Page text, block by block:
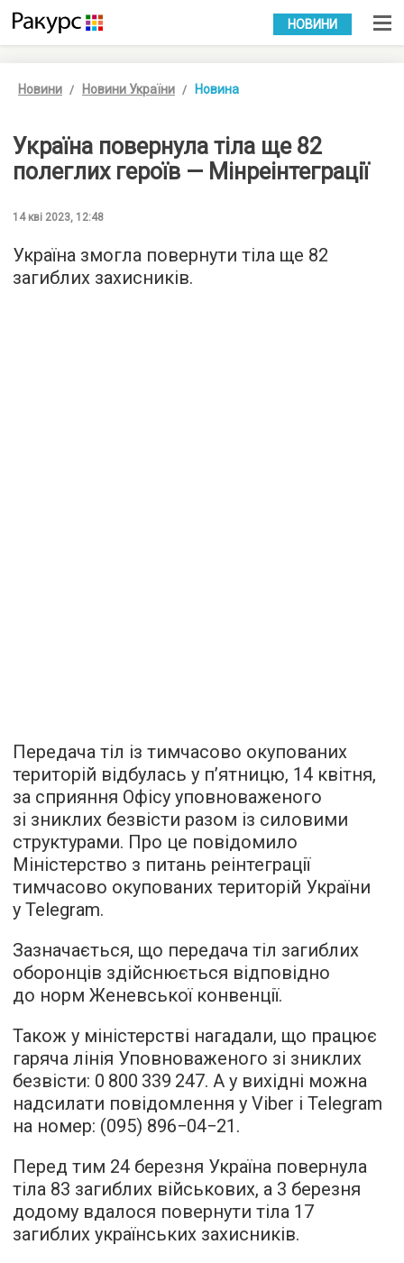
УКР РУС
НОВИНИ
Новини Новини України Новина
Україна повернула тіла ще 82
полеглих героїв — Мінреінтеграції
14 кві 2023, 12:48
Україна змогла повернути тіла ще 82
загиблих захисників.
Передача тіл із тимчасово окупованих
територій відбулась у п’ятницю, 14 квітня,
за сприяння Офісу уповноваженого
зі зниклих безвісти разом із силовими
структурами. Про це повідомило
Міністерство з питань реінтеграції
тимчасово окупованих територій України
у Telegram.
Зазначається, що передача тіл загиблих
оборонців здійснюється відповідно
до норм Женевської конвенції.
Також у міністерстві нагадали, що працює
гаряча лінія Уповноваженого зі зниклих
безвісти: 0 800 339 247. А у вихідні можна
надсилати повідомлення у Viber і Telegram
на номер: (095) 896−04−21.
Перед тим 24 березня Україна повернула
тіла 83 загиблих військових, а 3 березня
додому вдалося повернути тіла 17
загиблих українських захисників.